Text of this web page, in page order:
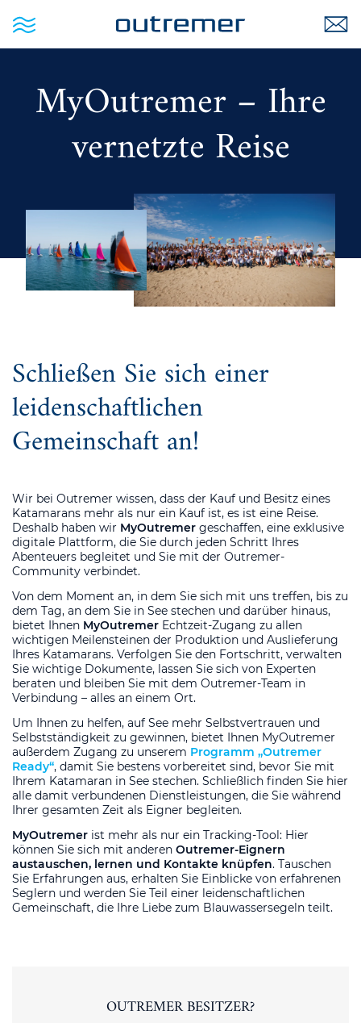
MyOutremer – Ihre
vernetzte Reise
Schließen Sie sich einer
leidenschaftlichen
Gemeinschaft an!
Wir bei Outremer wissen, dass der Kauf und Besitz eines
Katamarans mehr als nur ein Kauf ist, es ist eine Reise.
Deshalb haben wir MyOutremer geschaffen, eine exklusive
digitale Plattform, die Sie durch jeden Schritt Ihres
Abenteuers begleitet und Sie mit der Outremer-
Community verbindet.
Von dem Moment an, in dem Sie sich mit uns treffen, bis zu
dem Tag, an dem Sie in See stechen und darüber hinaus,
bietet Ihnen MyOutremer Echtzeit-Zugang zu allen
wichtigen Meilensteinen der Produktion und Auslieferung
Ihres Katamarans. Verfolgen Sie den Fortschritt, verwalten
Sie wichtige Dokumente, lassen Sie sich von Experten
beraten und bleiben Sie mit dem Outremer-Team in
Verbindung – alles an einem Ort.
Um Ihnen zu helfen, auf See mehr Selbstvertrauen und
Selbstständigkeit zu gewinnen, bietet Ihnen MyOutremer
außerdem Zugang zu unserem Programm „Outremer
Ready“, damit Sie bestens vorbereitet sind, bevor Sie mit
Ihrem Katamaran in See stechen. Schließlich finden Sie hier
alle damit verbundenen Dienstleistungen, die Sie während
Ihrer gesamten Zeit als Eigner begleiten.
MyOutremer ist mehr als nur ein Tracking-Tool: Hier
können Sie sich mit anderen Outremer-Eignern
austauschen, lernen und Kontakte knüpfen. Tauschen
Sie Erfahrungen aus, erhalten Sie Einblicke von erfahrenen
Seglern und werden Sie Teil einer leidenschaftlichen
Gemeinschaft, die Ihre Liebe zum Blauwassersegeln teilt.
OUTREMER BESITZER?